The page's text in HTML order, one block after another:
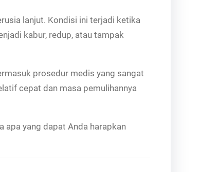
lanjut. Kondisi ini terjadi ketika
kabur, redup, atau tampak
prosedur medis yang sangat
cepat dan masa pemulihannya
apa yang dapat Anda harapkan